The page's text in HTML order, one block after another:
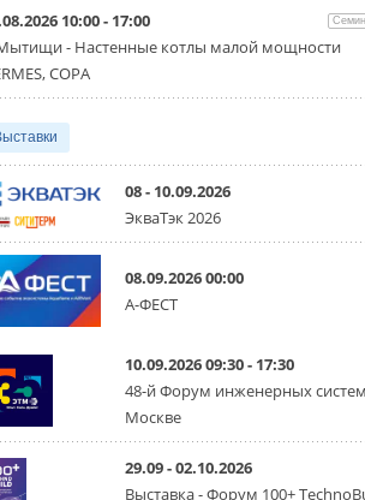
Омск с трёхдневным рабочим
флагманский чиллер
работающую на хладагенте
Mitsubishi расширяет
направление систем
Mitsubishi Electric создаёт в США
компанию MEHITS US Inc. ...
США запретили
иностранных инверторов
28 июля 2026 года Федеральная
комиссия по связи США (FCC)
свой специальный перечень
31 ИЮЛЯ 2026
10:00 - 17:00
- Настенные котлы малой мощности
COPA
08 - 10.09.2026
ЭкваТэк 2026
08.09.2026 00:00
А-ФЕСТ
10.09.2026 09:30 - 17:30
48-й Форум инженерных
Москве
29.09 - 02.10.2026
Выставка - Форум 100+